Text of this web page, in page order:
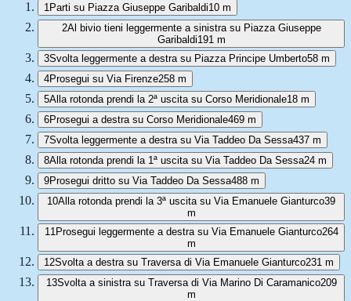
1 Parti su Piazza Giuseppe Garibaldi10 m
2Al bivio tieni leggermente a sinistra su Piazza Giuseppe
Garibaldi191 m
3Svolta leggermente a destra su Piazza Principe Umberto58 m
4Prosegui su Via Firenze258 m
5Alla rotonda prendi la 2ª uscita su Corso Meridionale18 m
6Prosegui a destra su Corso Meridionale469 m
7Svolta leggermente a destra su Via Taddeo Da Sessa437 m
8Alla rotonda prendi la 1ª uscita su Via Taddeo Da Sessa24 m
9Prosegui dritto su Via Taddeo Da Sessa488 m
10Alla rotonda prendi la 3ª uscita su Via Emanuele Gianturco39
m
11 Prosegui leggermente a destra su Via Emanuele Gianturco264
m
12Svolta a destra su Traversa di Via Emanuele Gianturco231 m
13Svolta a sinistra su Traversa di Via Marino Di Caramanico209
m